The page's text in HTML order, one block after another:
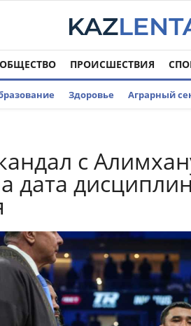
ОБЩЕСТВО ПРОИСШЕСТВИЯ
Здоровье Аграрный
с
дата